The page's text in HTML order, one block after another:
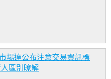
場達公布注意交易資訊標
區別暸解